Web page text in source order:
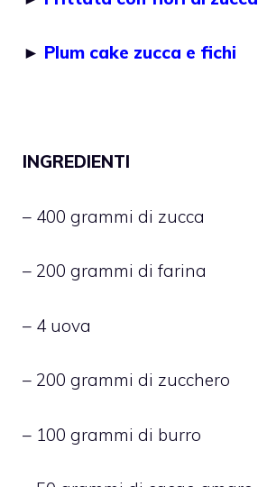
► Plum cake zucca e fichi
INGREDIENTI
– 400 grammi di zucca
– 200 grammi di farina
– 4 uova
– 200 grammi di zucchero
– 100 grammi di burro